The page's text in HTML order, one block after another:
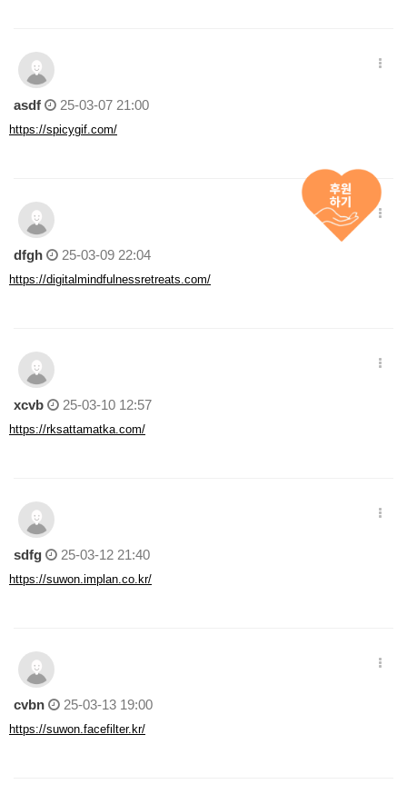
asdf 25-03-07 21:00
https://spicygif.com/
dfgh 25-03-09 22:04
https://digitalmindfulnessretreats.com/
xcvb 25-03-10 12:57
https://rksattamatka.com/
sdfg 25-03-12 21:40
https://suwon.implan.co.kr/
cvbn 25-03-13 19:00
https://suwon.facefilter.kr/